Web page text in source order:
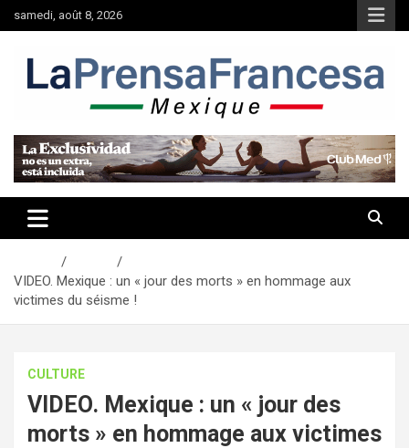
au
samedi, août 8, 2026
VIDEO. Mexique : un « jour des morts » en hommage aux
victimes du séisme !
CULTURE
VIDEO. Mexique : un « jour des
morts » en hommage aux victimes